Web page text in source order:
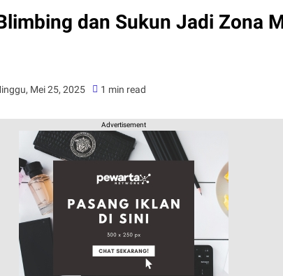
dan Sukun Jadi Zona
Mei 25, 2025 1 min read
Advertisement